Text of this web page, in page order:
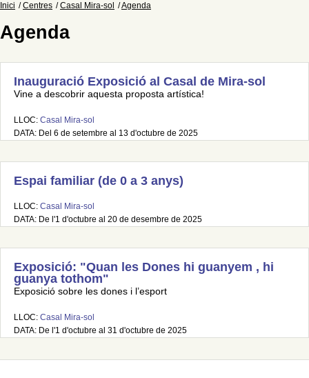
Inici Centres Casal Mira-sol Agenda
Agenda
Inauguració Exposició al Casal de Mira-sol
Vine a descobrir aquesta proposta artística!
LLOC: Casal Mira-sol
DATA: Del 6 de setembre al 13 d'octubre de 2025
Espai familiar (de 0 a 3 anys)
LLOC: Casal Mira-sol
DATA: De l'1 d'octubre al 20 de desembre de 2025
Exposició: "Quan les Dones hi guanyem , hi
guanya tothom"
Exposició sobre les dones i l’esport
LLOC: Casal Mira-sol
DATA: De l'1 d'octubre al 31 d'octubre de 2025